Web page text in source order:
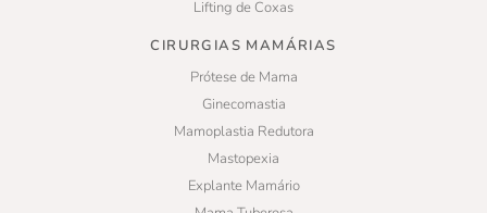
Lifting de Coxas
CIRURGIAS MAMÁRIAS
Prótese de Mama
Ginecomastia
Mamoplastia Redutora
Mastopexia
Explante Mamário